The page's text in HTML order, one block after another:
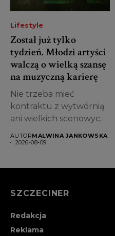
Lifestyle
Został już tylko
tydzień. Młodzi artyści
walczą o wielką szansę
na muzyczną karierę
Nie trzeba mieć
kontraktu z wytwórnią
ani wielkich scenowych
mieć...
AUTORMALWINA JANKOWSKA
2026-08-09
SZCZECINER
Redakcja
Reklama